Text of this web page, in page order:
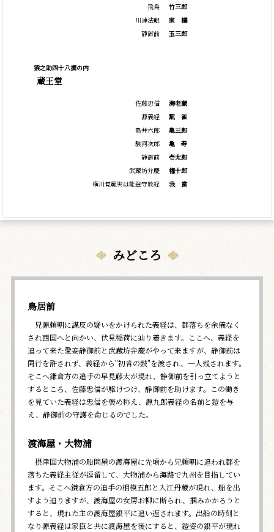
飛鳥
川連法眼
静御前
竹三郎
家
橘
玉三郎
猿之助四十八撰の内
蔵王堂
佐藤忠信
源義経
亀井六郎
駿河次郎
静御前
武蔵坊弁慶
横川覚範実は能登守教経
海老蔵
翫
雀
亀三郎
亀
寿
壱太郎
権十郎
我
當
みどころ
鳥居前
兄源頼朝に謀反の疑いをかけられた義経は、都落ちを余儀なく
され西国へと向かい、伏見稲荷に辿り着きます。ここへ、義経を
追って来た愛妾静御前と武蔵坊弁慶がやって来ますが、静御前は
同行を許されず、義経から"初音の鼓"を渡され、一人残されます。
そこへ鎌倉方の追手の早見藤太が現れ、静御前を引っ立てようと
するところ、佐藤忠信が駆けつけ、静御前を助けます。この働き
を見ていた義経は忠信を褒め称え、源九郎義経の名前と鎧を与
え、静御前の守護を命じるのでした。
渡海屋・大物浦
摂津国大物浦の船問屋の渡海屋に先頃から兄頼朝に追われ都を
落ちた義経主従が逗留して、大物浦から海路で九州を目指してい
ます。そこへ鎌倉方の追手の相模五郎と入江丹蔵が現れ、船を出
すよう迫りますが、渡海屋の女房お柳に断られ、掴みかかろうと
すると、現れた主の渡海屋銀平に追い返されます。出船の時刻と
なり源義経は家臣と共に渡海屋を後にすると、鎧姿の銀平が現れ